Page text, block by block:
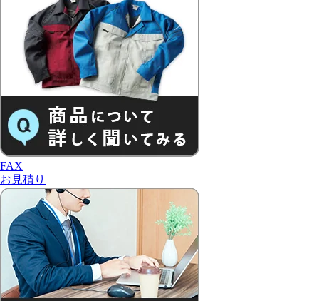
FAX
お見積り